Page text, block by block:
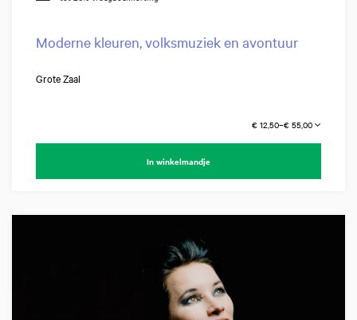
Moderne kleuren, volksmuziek en avontuur
Grote Zaal
€ 12,50–€ 55,00
In winkelmandje